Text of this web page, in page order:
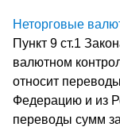
Неторговые
Пункт 9 ст.1
валютном
относит
Федерацию и из
переводы сумм